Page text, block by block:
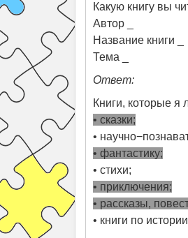
Какую книгу вы
Автор _
Название книги _
Тема _
Ответ:
Книги, которые я
• сказки;
•
• фантастику;
• стихи;
• приключения;
• рассказы,
• книги по